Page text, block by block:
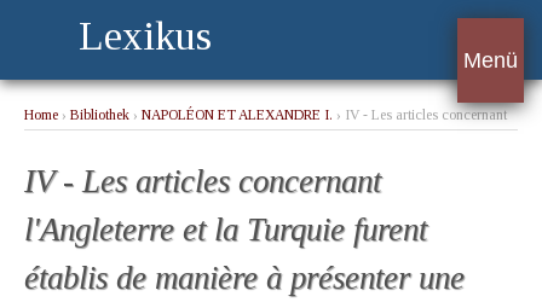
Lexikus
Menü
Home › Bibliothek › NAPOLÉON ET ALEXANDRE I. › IV - Les articles concernant
IV - Les articles concernant
l'Angleterre et la Turquie furent
établis de manière à présenter une